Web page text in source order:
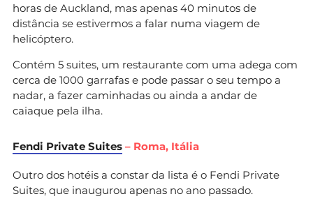
horas de Auckland, mas apenas 40 minutos de
distância se estivermos a falar numa viagem de
helicóptero.
Contém 5 suites, um restaurante com uma adega com
cerca de 1000 garrafas e pode passar o seu tempo a
nadar, a fazer caminhadas ou ainda a andar de
caiaque pela ilha.
Fendi Private Suites – Roma, Itália
Outro dos hotéis a constar da lista é o Fendi Private
Suites, que inaugurou apenas no ano passado.